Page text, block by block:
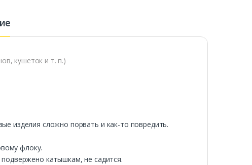
кушеток и т. п.)
изделия сложно порвать и как-то повредить.
флоку.
катышкам, не садится.